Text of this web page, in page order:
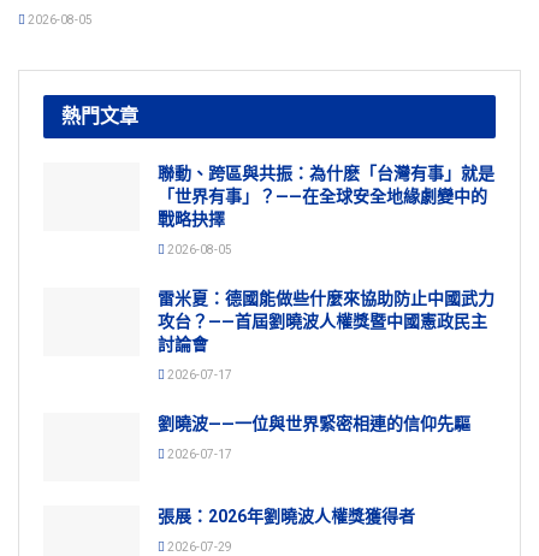
2026-08-05
熱門文章
聯動、跨區與共振：為什麽「台灣有事」就是
「世界有事」？——在全球安全地緣劇變中的
戰略抉擇
2026-08-05
雷米夏：德國能做些什麼來協助防止中國武力
攻台？——首屆劉曉波人權獎暨中國憲政民主
討論會
2026-07-17
劉曉波——一位與世界緊密相連的信仰先驅
2026-07-17
張展：2026年劉曉波人權獎獲得者
2026-07-29